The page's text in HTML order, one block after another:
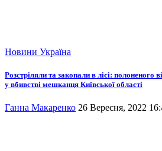
Новини Україна
Розстріляли та закопали в лісі: полоненого
у вбивстві мешканця Київської області
Ганна Макаренко 26 Вересня, 2022